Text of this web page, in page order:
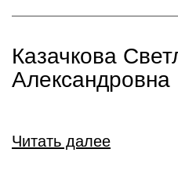
Казачкова
Александровна
Читать далее